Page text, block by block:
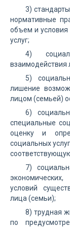
3)
нормативные
объем и
услуг;
4)
взаимодействия
5)
лишение
лицом (семьей)
6)
специальные
оценку и
социальных
7)
условий
лица (семьи);
8) трудная
по